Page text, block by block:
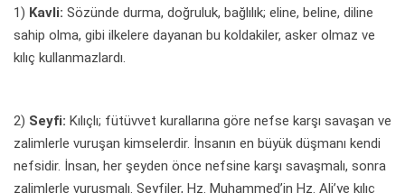
1) Kavli: Sözünde durma, doğruluk, bağlılık; eline, beline, diline
sahip olma, gibi ilkelere dayanan bu koldakiler, asker olmaz ve
kılıç kullanmazlardı.
2) Seyfi: Kılıçlı; fütüvvet kurallarına göre nefse karşı savaşan ve
zalimlerle vuruşan kimselerdir. İnsanın en büyük düşmanı kendi
nefsidir. İnsan, her şeyden önce nefsine karşı savaşmalı, sonra
zalimlerle vuruşmalı. Seyfiler, Hz. Muhammed’in Hz. Ali’ye kılıç